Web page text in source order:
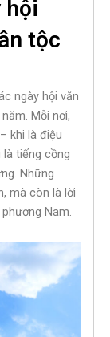
hội
tộc
ngày hội văn
Mỗi nơi,
khi là điệu
tiếng cồng
Những
mà còn là lời
Nam.